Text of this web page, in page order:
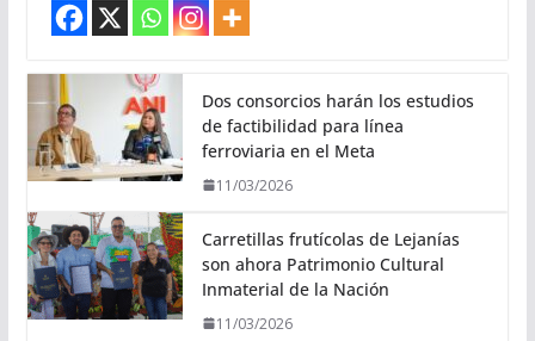
Dos consorcios harán los estudios
de factibilidad para línea
ferroviaria en el Meta
11/03/2026
Carretillas frutícolas de Lejanías
son ahora Patrimonio Cultural
Inmaterial de la Nación
11/03/2026